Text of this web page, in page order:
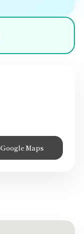
Google Maps